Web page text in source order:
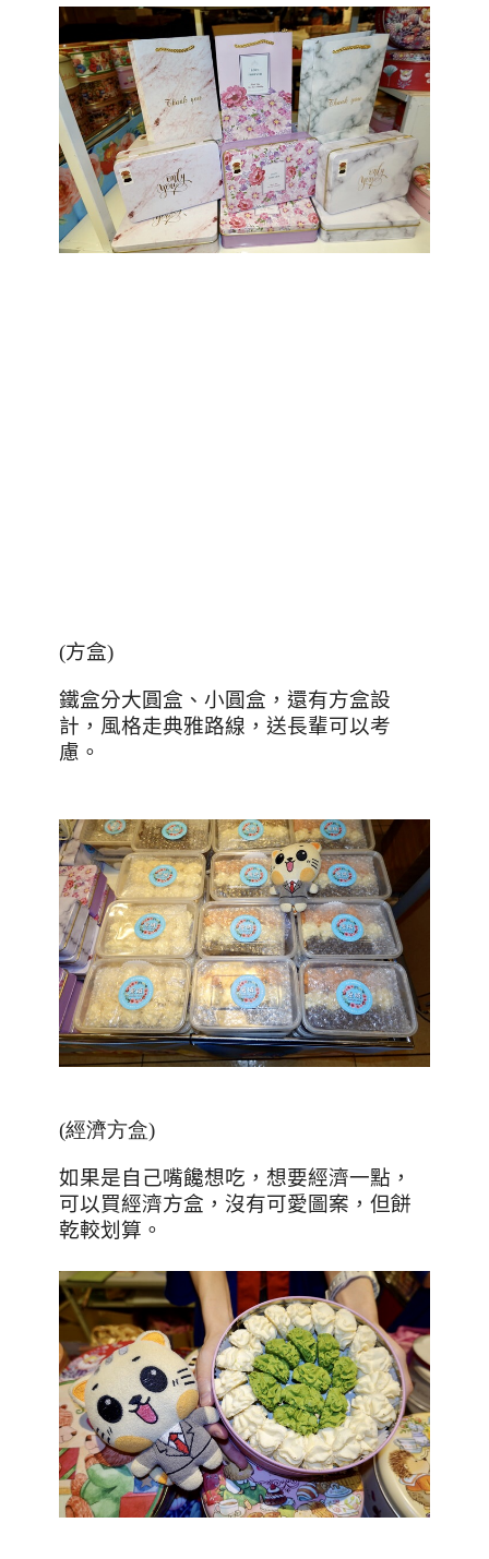
(方盒)
鐵盒分大圓盒、小圓盒，還有方盒設
計，風格走典雅路線，送長輩可以考
慮。
(經濟方盒)
如果是自己嘴饞想吃，想要經濟一點，
可以買經濟方盒，沒有可愛圖案，但餅
乾較划算。